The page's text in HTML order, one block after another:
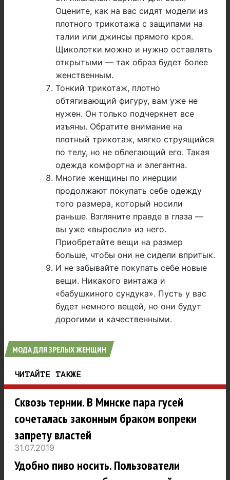
Оцените, как на вас сидят модели из
плотного трикотажа с защипами на
талии или джинсы прямого кроя.
Щиколотки можно и нужно оставлять
открытыми — так образ будет более
женственным.
Тонкий трикотаж, плотно
обтягивающий фигуру, вам уже не
нужен. Он только подчеркнет все
изъяны. Обратите внимание на
плотный трикотаж, мягко струящийся
по телу, но не облегающий его. Такая
одежда комфортна и элегантна.
Многие женщины по инерции
продолжают покупать себе одежду
того размера, который носили
раньше. Взгляните правде в глаза —
вы уже «выросли» из него.
Приобретайте вещи на размер
больше, чтобы они не сидели впритык.
И не забывайте покупать себе новые
вещи. Никакого винтажа и
«бабушкиного сундука». Пусть у вас
будет немного вещей, но они будут
дорогими и качественными.
МОДА ДЛЯ ЗРЕЛЫХ ЖЕНЩИН
ЧИТАЙТЕ ТАКЖЕ
Сквозь тернии. В Минске пара гусей
сочеталась законным браком вопреки
запрету властей
31.07.2019
Удобно пиво носить. Пользователи